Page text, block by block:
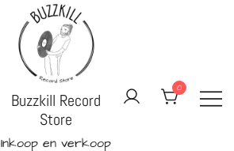
Buzzkill Record
Store
Inkoop en verkoop
0